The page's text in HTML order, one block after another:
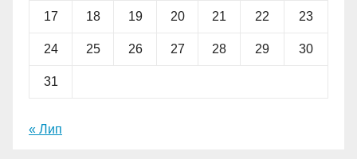
17 18 19 20 21 22 23
24 25 26 27 28 29 30
31
« Лип